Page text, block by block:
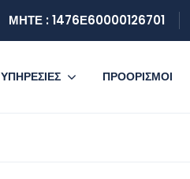
ΜΗΤΕ : 1476Ε60000126701
ΥΠΗΡΕΣΙΕΣ ΠΡΟΟΡΙΣΜΟΙ